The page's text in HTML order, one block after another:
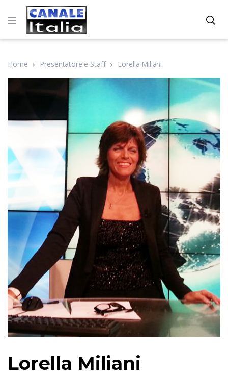
Home Presentatore e Staff Lorella Miliani
Lorella Miliani